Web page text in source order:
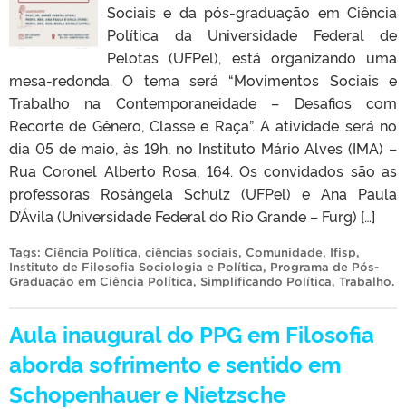
Sociais e da pós-graduação em Ciência
Política da Universidade Federal de
Pelotas (UFPel), está organizando uma
mesa-redonda. O tema será “Movimentos Sociais e
Trabalho na Contemporaneidade – Desafios com
Recorte de Gênero, Classe e Raça”. A atividade será no
dia 05 de maio, às 19h, no Instituto Mário Alves (IMA) –
Rua Coronel Alberto Rosa, 164. Os convidados são as
professoras Rosângela Schulz (UFPel) e Ana Paula
D’Ávila (Universidade Federal do Rio Grande – Furg) […]
Tags: Ciência Política, ciências sociais, Comunidade, Ifisp,
Instituto de Filosofia Sociologia e Política, Programa de Pós-
Graduação em Ciência Política, Simplificando Política, Trabalho.
Aula inaugural do PPG em Filosofia
aborda sofrimento e sentido em
Schopenhauer e Nietzsche